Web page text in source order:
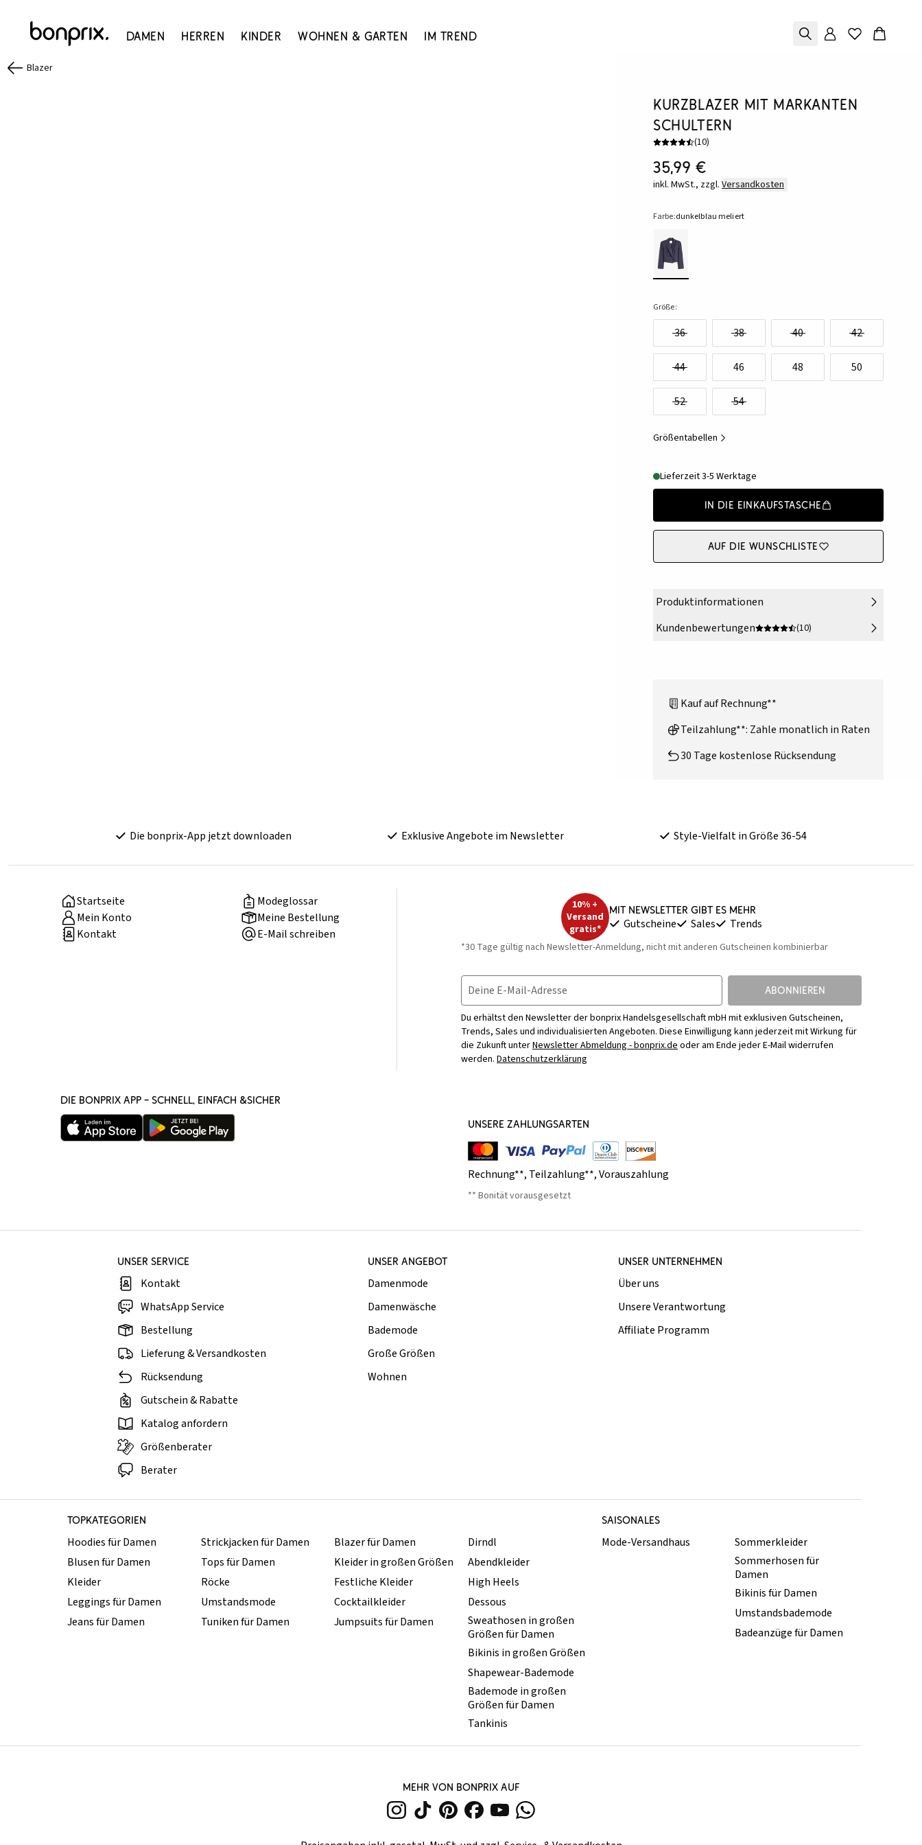
Damen Herren Kinder Wohnen & Garten Im Trend
Blazer
Kurzblazer mit markanten
Schultern
(10)
35,99 €
inkl. MwSt., zzgl. Versandkosten
Farbe:dunkelblau meliert
Größe:
36 38 40 42
44 46 48 50
52 54
Größentabellen
Lieferzeit 3-5 Werktage
In die Einkaufstasche
Auf die Wunschliste
Produktinformationen
Kundenbewertungen
(10)
Kauf auf Rechnung**
Teilzahlung**: Zahle monatlich in Raten
30 Tage kostenlose Rücksendung
Die bonprix-App jetzt downloaden Exklusive Angebote im Newsletter Style-Vielfalt in Größe 36-54
Startseite
Modeglossar
Mein Konto
Meine Bestellung
Kontakt
E-Mail schreiben
10% +
Versand
gratis*
Mit Newsletter gibt es mehr
Gutscheine Sales Trends
*30 Tage gültig nach Newsletter-Anmeldung, nicht mit anderen Gutscheinen kombinierbar
Deine E-Mail-Adresse ABONNIEREN
Du erhältst den Newsletter der bonprix Handelsgesellschaft mbH mit exklusiven Gutscheinen,
Trends, Sales und individualisierten Angeboten. Diese Einwilligung kann jederzeit mit Wirkung für
die Zukunft unterNewsletter Abmeldung - bonprix.deoder am Ende jeder E-Mail widerrufen
werden. Datenschutzerklärung
DIE BONPRIX APP – SCHNELL, EINFACH &SICHER
UNSERE ZAHLUNGSARTEN
Rechnung**, Teilzahlung**,Vorauszahlung
** Bonität vorausgesetzt
UNSER SERVICE
Kontakt
WhatsApp Service
Bestellung
Lieferung & Versandkosten
Rücksendung
Gutschein & Rabatte
Katalog anfordern
Größenberater
Berater
UNSER ANGEBOT
Damenmode
Damenwäsche
Bademode
Große Größen
Wohnen
UNSER UNTERNEHMEN
Über uns
Unsere Verantwortung
Affiliate Programm
TOPKATEGORIEN SAISONALES
Hoodies für Damen
Blusen für Damen
Kleider
Leggings für Damen
Jeans für Damen
Strickjacken für Damen
Tops für Damen
Röcke
Umstandsmode
Tuniken für Damen
Blazer für Damen
Kleider in großen Größen
Festliche Kleider
Cocktailkleider
Jumpsuits für Damen
Dirndl
Abendkleider
High Heels
Dessous
Sweathosen in großen
Größen für Damen
Mode-Versandhaus
Sommerkleider
Sommerhosen für
Damen
Bikinis für Damen
Umstandsbademode
Badeanzüge für Damen
Bikinis in großen Größen
Shapewear-Bademode
Bademode in großen
Größen für Damen
Tankinis
MEHR VON BONPRIX AUF